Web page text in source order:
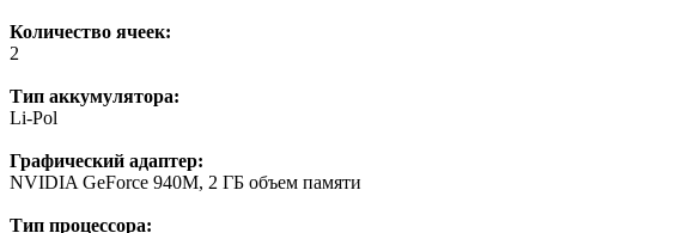
Количество ячеек:
2
Тип аккумулятора:
Li-Pol
Графический адаптер:
NVIDIA GeForce 940М, 2 ГБ объем памяти
Тип процессора: